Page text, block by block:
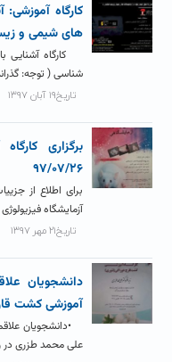
کارگاه آموزشی:
های شیمی و
کارگاه آشنایی
شناسی ( توجه:
تاریخ۱۹ آبان ۱۳۹۷
برگزاری
۹۷/۰۷/۲۶
برای اطلاع از
آزمایشگاه فیزیولوژی
تاریخ۲۱ مهر ۱۳۹۷
دانشجویان
آموزشی کشت قارچ
•دانشجویان
علی محمد طزری در روز